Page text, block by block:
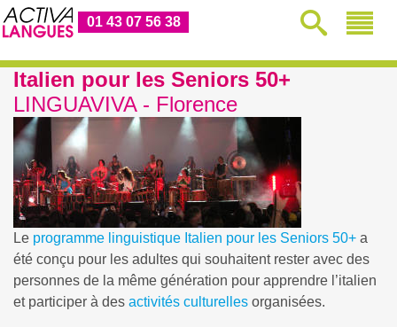
01 43 07 56 38
Italien pour les Seniors 50+
LINGUAVIVA - Florence
Le programme linguistique Italien pour les Seniors 50+ a
été conçu pour les adultes qui souhaitent rester avec des
personnes de la même génération pour apprendre l’italien
et participer à des activités culturelles organisées.